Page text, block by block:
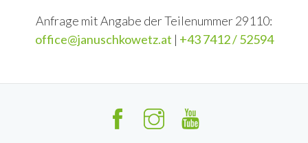
Anfrage mit Angabe der Teilenummer 29110:
office@januschkowetz.at | +43 7412 / 52594